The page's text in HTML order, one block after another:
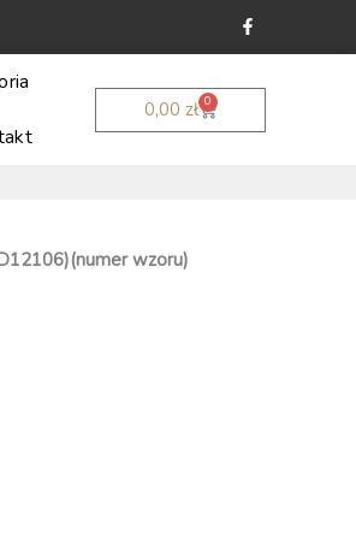
a
c
e
o
0,00 zł 0
Wózek
wzoru)